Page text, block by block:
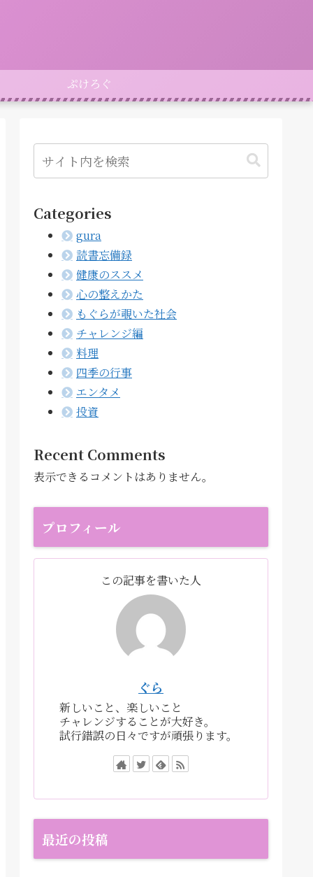
ぷけろぐ
Categories
gura
読書忘備録
健康のススメ
心の整えかた
もぐらが覗いた社会
チャレンジ編
料理
四季の行事
エンタメ
投資
Recent Comments
表示できるコメントはありません。
プロフィール
この記事を書いた人
ぐら
新しいこと、楽しいこと
チャレンジすることが大好き。
試行錯誤の日々ですが頑張ります。
最近の投稿